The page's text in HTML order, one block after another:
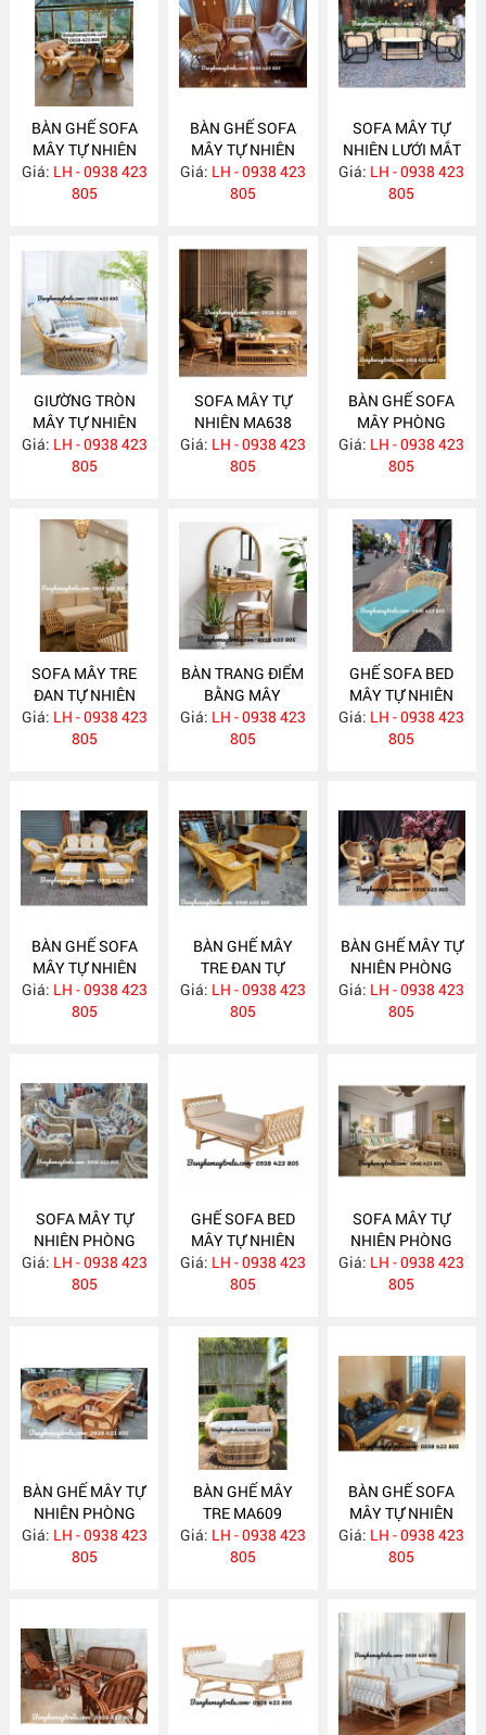
BÀN GHẾ SOFA
MÂY TỰ NHIÊN
MA663
Giá: LH - 0938 423
805
BÀN GHẾ SOFA
MÂY TỰ NHIÊN
MA657
Giá: LH - 0938 423
805
SOFA MÂY TỰ
NHIÊN LƯỚI MẮT
CÁO MA656
Giá: LH - 0938 423
805
GIƯỜNG TRÒN
MÂY TỰ NHIÊN
MA652
Giá: LH - 0938 423
805
SOFA MÂY TỰ
NHIÊN MA638
Giá: LH - 0938 423
805
BÀN GHẾ SOFA
MÂY PHÒNG
KHÁCH HIỆN ĐẠI
MA637
Giá: LH - 0938 423
805
SOFA MÂY TRE
ĐAN TỰ NHIÊN
MA636
Giá: LH - 0938 423
805
BÀN TRANG ĐIỂM
BẰNG MÂY
MA635
Giá: LH - 0938 423
805
GHẾ SOFA BED
MÂY TỰ NHIÊN
MA625
Giá: LH - 0938 423
805
BÀN GHẾ SOFA
MÂY TỰ NHIÊN
PHÒNG KHÁCH
MA624
Giá: LH - 0938 423
805
BÀN GHẾ MÂY
TRE ĐAN TỰ
NHIÊN MA622
Giá: LH - 0938 423
805
BÀN GHẾ MÂY TỰ
NHIÊN PHÒNG
KHÁCH LƯỚI MẮT
CÁO MA621
Giá: LH - 0938 423
805
SOFA MÂY TỰ
NHIÊN PHÒNG
KHÁCH MA620
Giá: LH - 0938 423
805
GHẾ SOFA BED
MÂY TỰ NHIÊN
MA615
Giá: LH - 0938 423
805
SOFA MÂY TỰ
NHIÊN PHÒNG
KHÁCH MA612
Giá: LH - 0938 423
805
BÀN GHẾ MÂY TỰ
NHIÊN PHÒNG
KHÁCH MA610
Giá: LH - 0938 423
805
BÀN GHẾ MÂY
TRE MA609
Giá: LH - 0938 423
805
BÀN GHẾ SOFA
MÂY TỰ NHIÊN
PHÒNG KHÁCH
MA608
Giá: LH - 0938 423
805